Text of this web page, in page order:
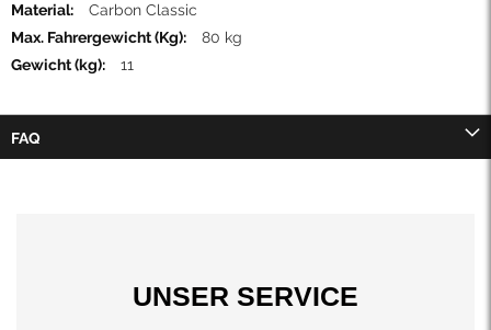
Carbon Classic
80 kg
11
FAQ
UNSER SERVICE